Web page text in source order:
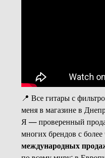
📍 Все гитары с
меня в магазине в
Я — проверенный
многих брендов с
международных